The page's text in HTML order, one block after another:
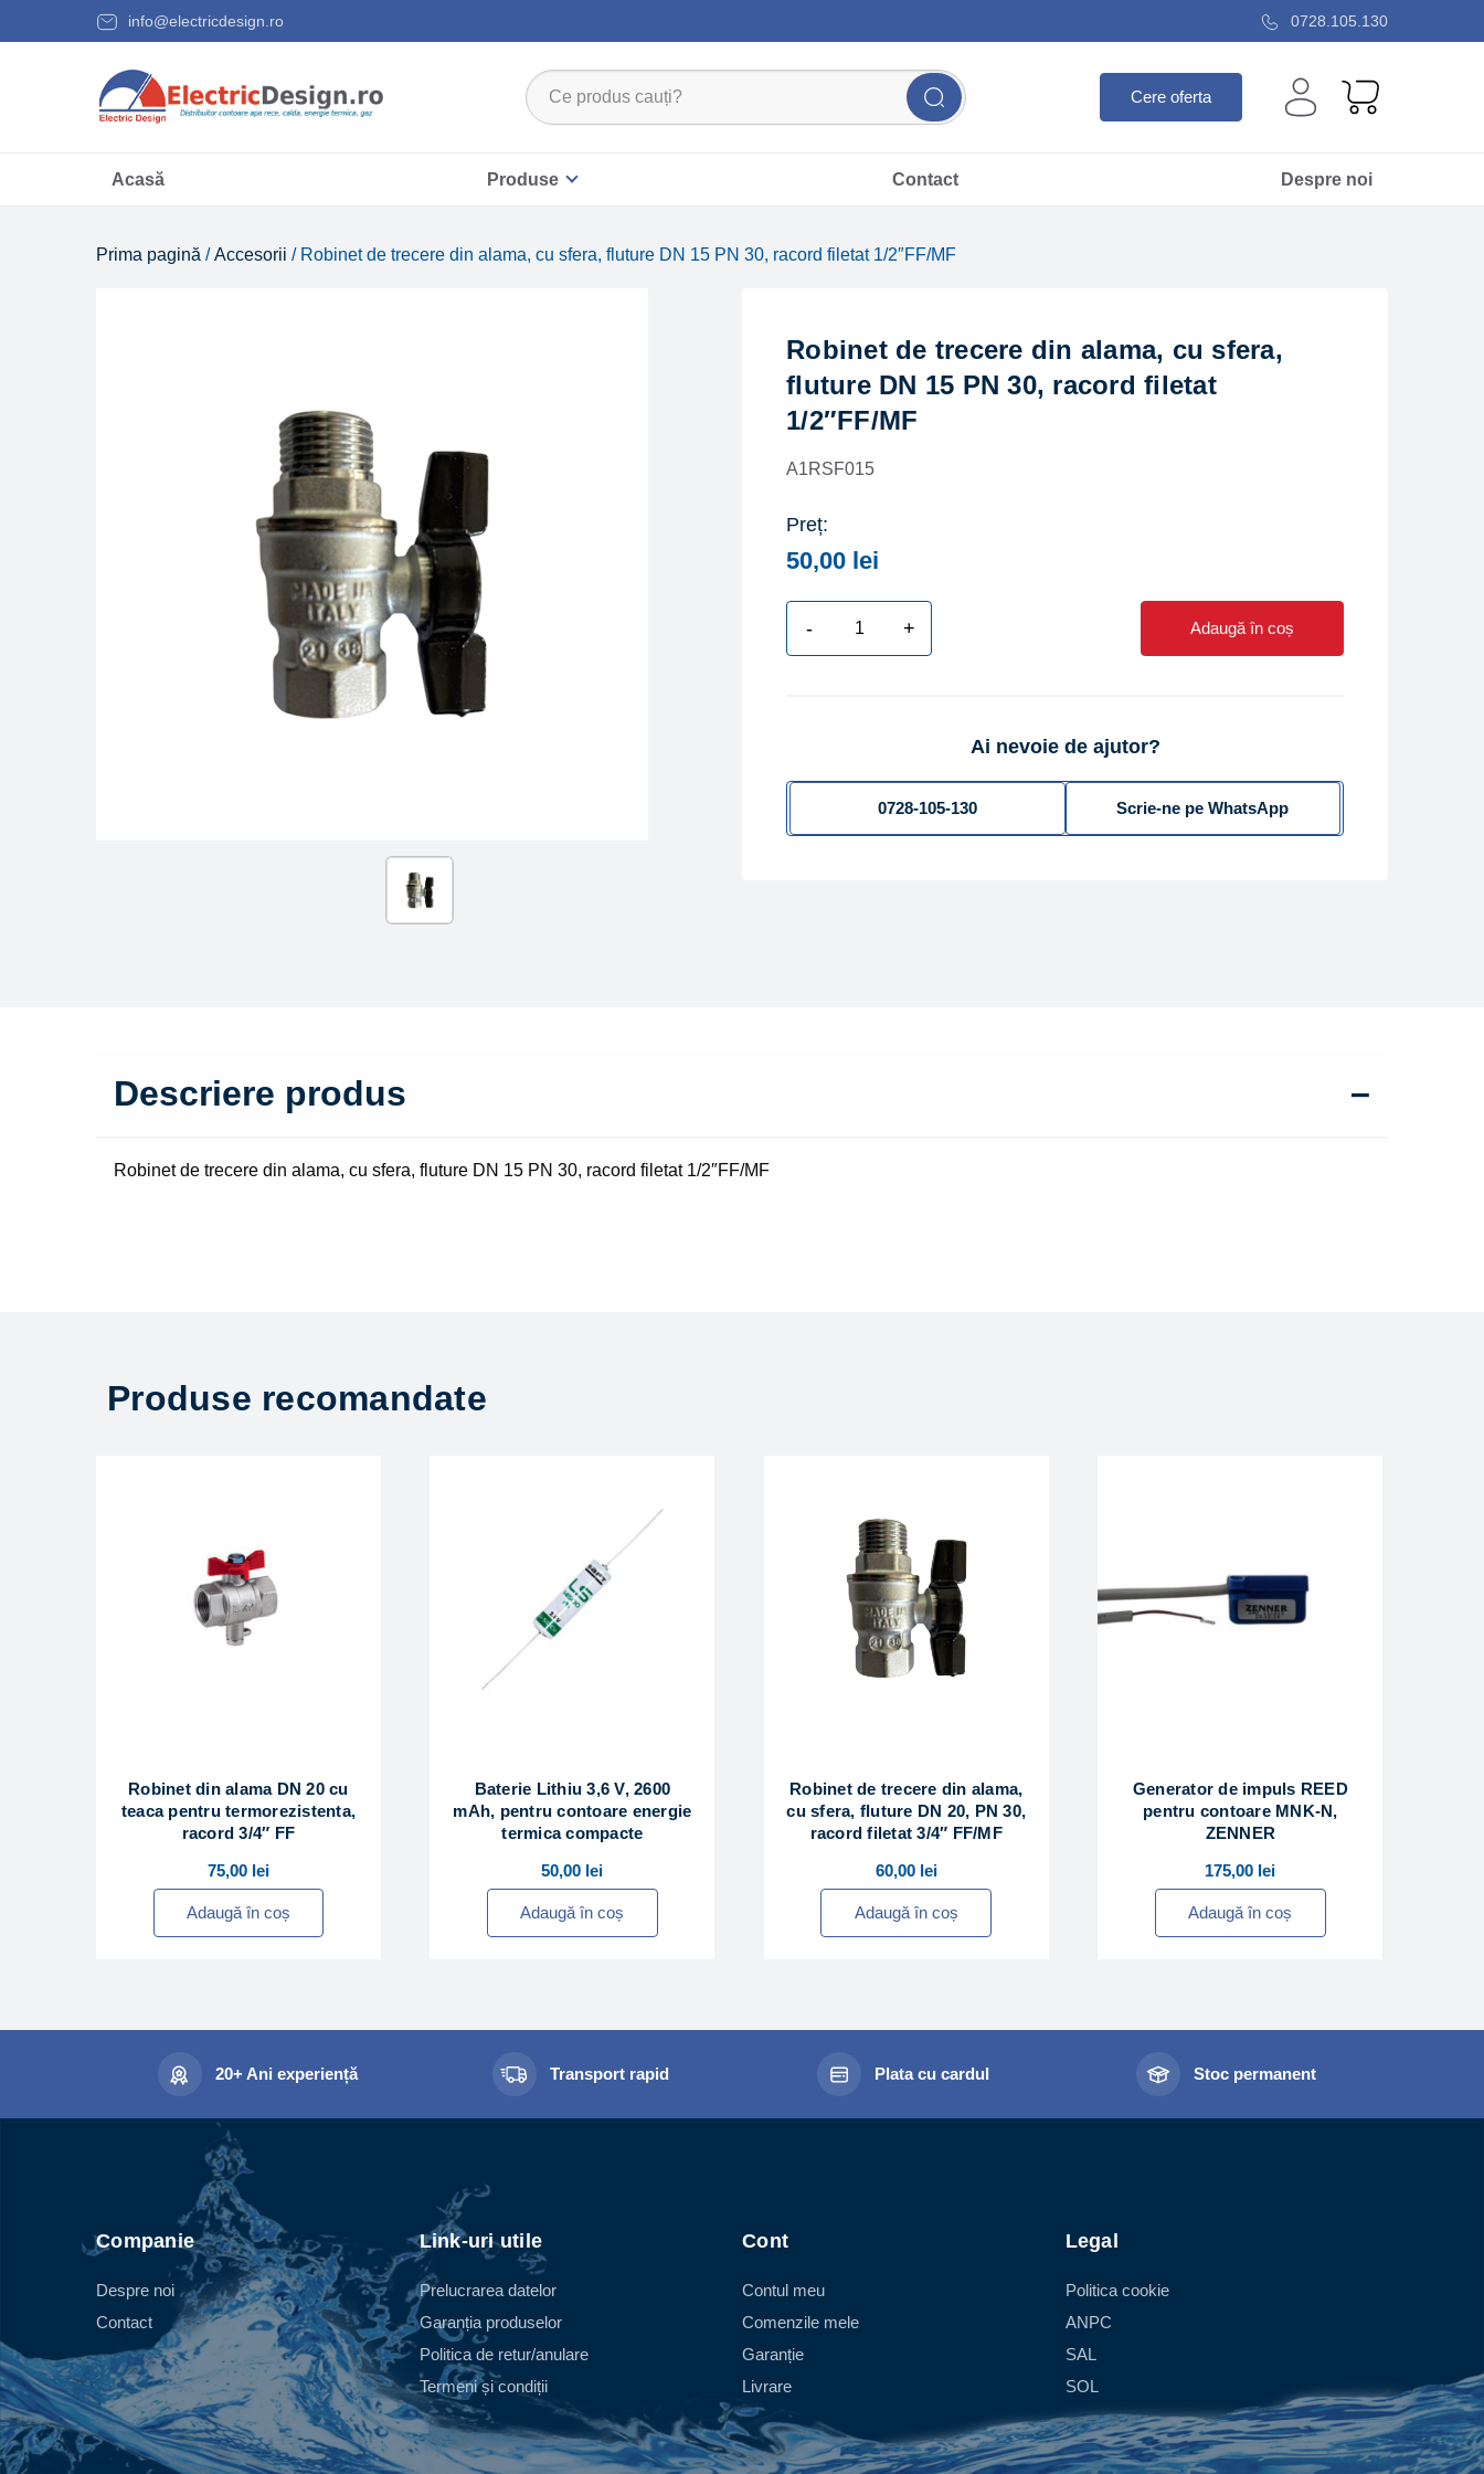
info@electricdesign.ro 0728.105.130
Cere oferta
Acasă Produse Contact Despre noi
Prima pagină /Accesorii / Robinet de trecere din alama, cu sfera, fluture DN 15 PN 30, racord filetat 1/2″FF/MF
Robinet de trecere din alama, cu sfera,
fluture DN 15 PN 30, racord filetat
1/2″FF/MF
A1RSF015
Preț:
50,00 lei
-
alama,
sfera,
+ Adaugă în coș
Ai nevoie de ajutor?
0728-105-130 Scrie-ne pe WhatsApp
Descriere produs
Robinet de trecere din alama, cu sfera, fluture DN 15 PN 30, racord filetat 1/2″FF/MF
Produse recomandate
Robinet din alama DN 20 cu
teaca pentru termorezistenta,
racord 3/4″ FF
75,00 lei
Adaugă în coș
Baterie Lithiu 3,6 V, 2600
mAh, pentru contoare energie
termica compacte
50,00 lei
Adaugă în coș
Robinet de trecere din alama,
cu sfera, fluture DN 20, PN 30,
racord filetat 3/4″ FF/MF
60,00 lei
Adaugă în coș
Generator de impuls REED
pentru contoare MNK-N,
ZENNER
175,00 lei
Adaugă în coș
20+ Ani experiență Transport rapid Plata cu cardul Stoc permanent
Companie
Despre noi
Contact
Link-uri utile
Prelucrarea datelor
Garanția produselor
Politica de retur/anulare
Termeni și condiții
Cont
Contul meu
Comenzile mele
Garanție
Livrare
Legal
Politica cookie
ANPC
SAL
SOL